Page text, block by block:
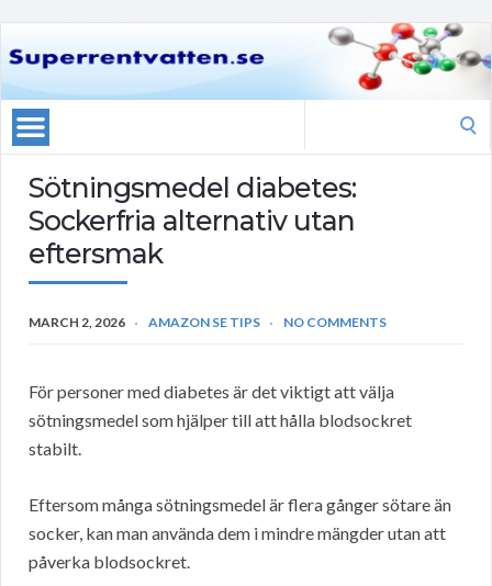
Sötningsmedel diabetes:
Sockerfria alternativ utan
eftersmak
MARCH 2, 2026 AMAZON SE TIPS NO COMMENTS
För personer med diabetes är det viktigt att välja
sötningsmedel som hjälper till att hålla blodsockret
stabilt.
Eftersom många sötningsmedel är flera gånger sötare än
socker, kan man använda dem i mindre mängder utan att
påverka blodsockret.